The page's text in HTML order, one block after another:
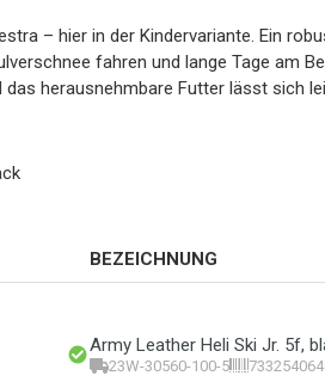
– hier in der Kindervariante. Ein
fahren und lange Tage am
das herausnehmbare Futter lässt sich
BEZEICHNUNG
Army Leather Heli Ski Jr. 5f,
23W-30560-100-5